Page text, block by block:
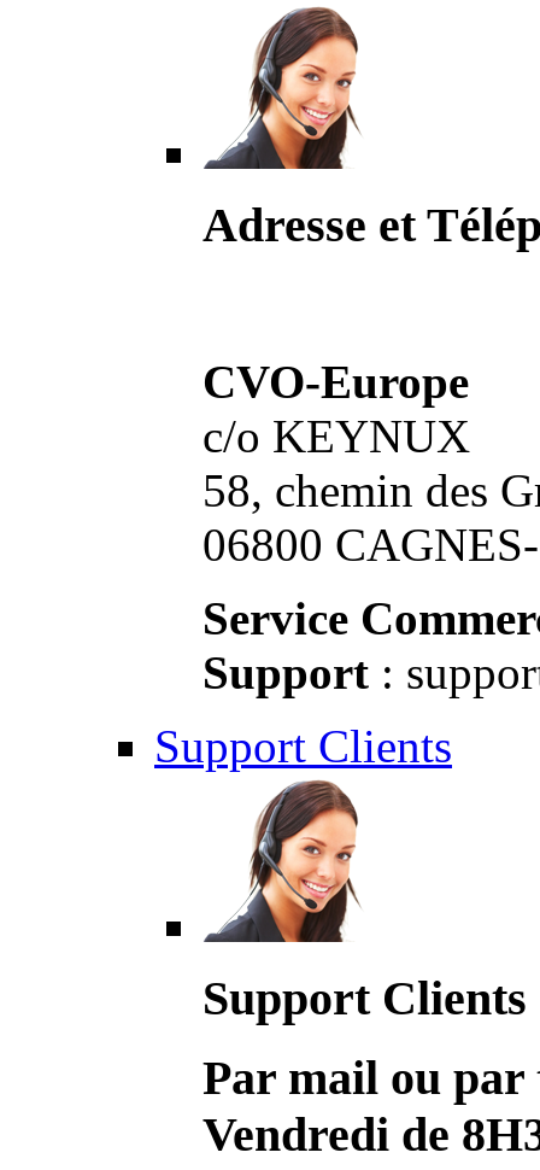
Adresse et
CVO-Europe
c/o KEYNUX
58, chemin des
06800
Service
Support :
Support Clients
Support Clients
Par mail ou par
Vendredi de